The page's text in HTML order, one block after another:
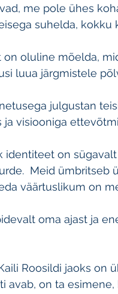
me pole ühes
suhelda, kokku
oluline mõelda,
luua järgmistele
julgustan
ja visiooniga
identiteet on
Meid ümbritseb
väärtuslikum on
oma ajast ja
Roosildi jaoks on
avab, on ta